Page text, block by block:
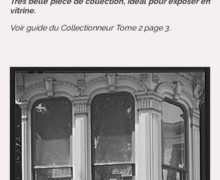
vitrine.
Voir guide du Collectionneur Tome 2 page 3.